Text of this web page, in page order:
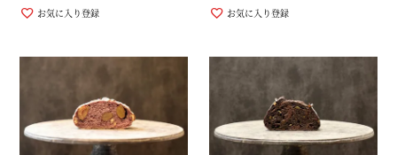
お気に入り登録 お気に入り登録